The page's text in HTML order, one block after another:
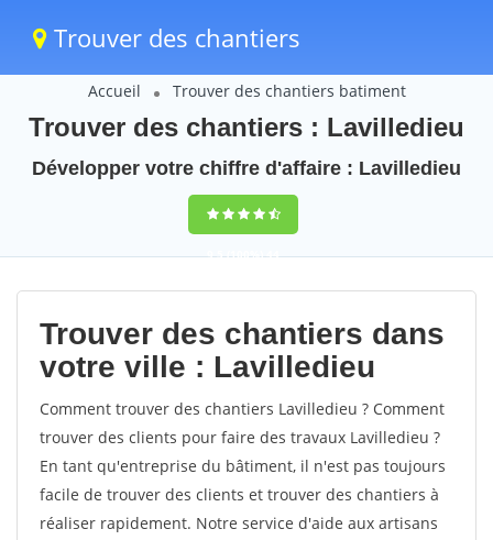
Trouver des chantiers
Accueil Trouver des chantiers batiment
Trouver des chantiers : Lavilledieu
Développer votre chiffre d'affaire : Lavilledieu
9,5(100%)44
votes
Trouver des chantiers dans
votre ville : Lavilledieu
Comment trouver des chantiers Lavilledieu ? Comment
trouver des clients pour faire des travaux Lavilledieu ?
En tant qu'entreprise du bâtiment, il n'est pas toujours
facile de trouver des clients et trouver des chantiers à
réaliser rapidement. Notre service d'aide aux artisans